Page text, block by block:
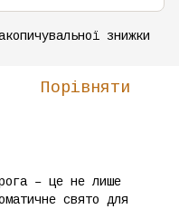
знижки
Порівняти
– це не лише
свято для